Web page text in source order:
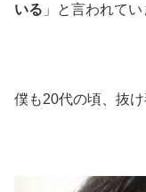
いる 」と言われてい
僕も20代の頃、抜